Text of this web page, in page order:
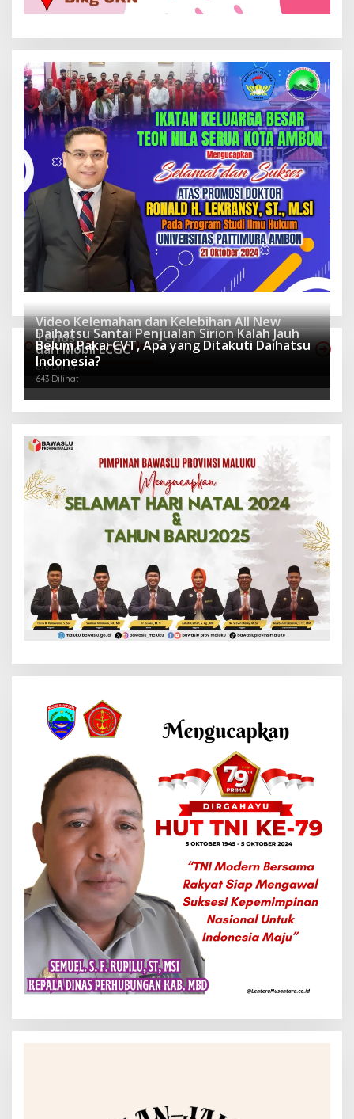
Otomotif Terpopuler
Video Kelemahan dan Kelebihan All New
Terios
942 Dilihat
Daihatsu Santai Penjualan Sirion Kalah Jauh
dari Mobil LCGC
678 Dilihat
Belum Pakai CVT, Apa yang Ditakuti Daihatsu
Indonesia?
643 Dilihat